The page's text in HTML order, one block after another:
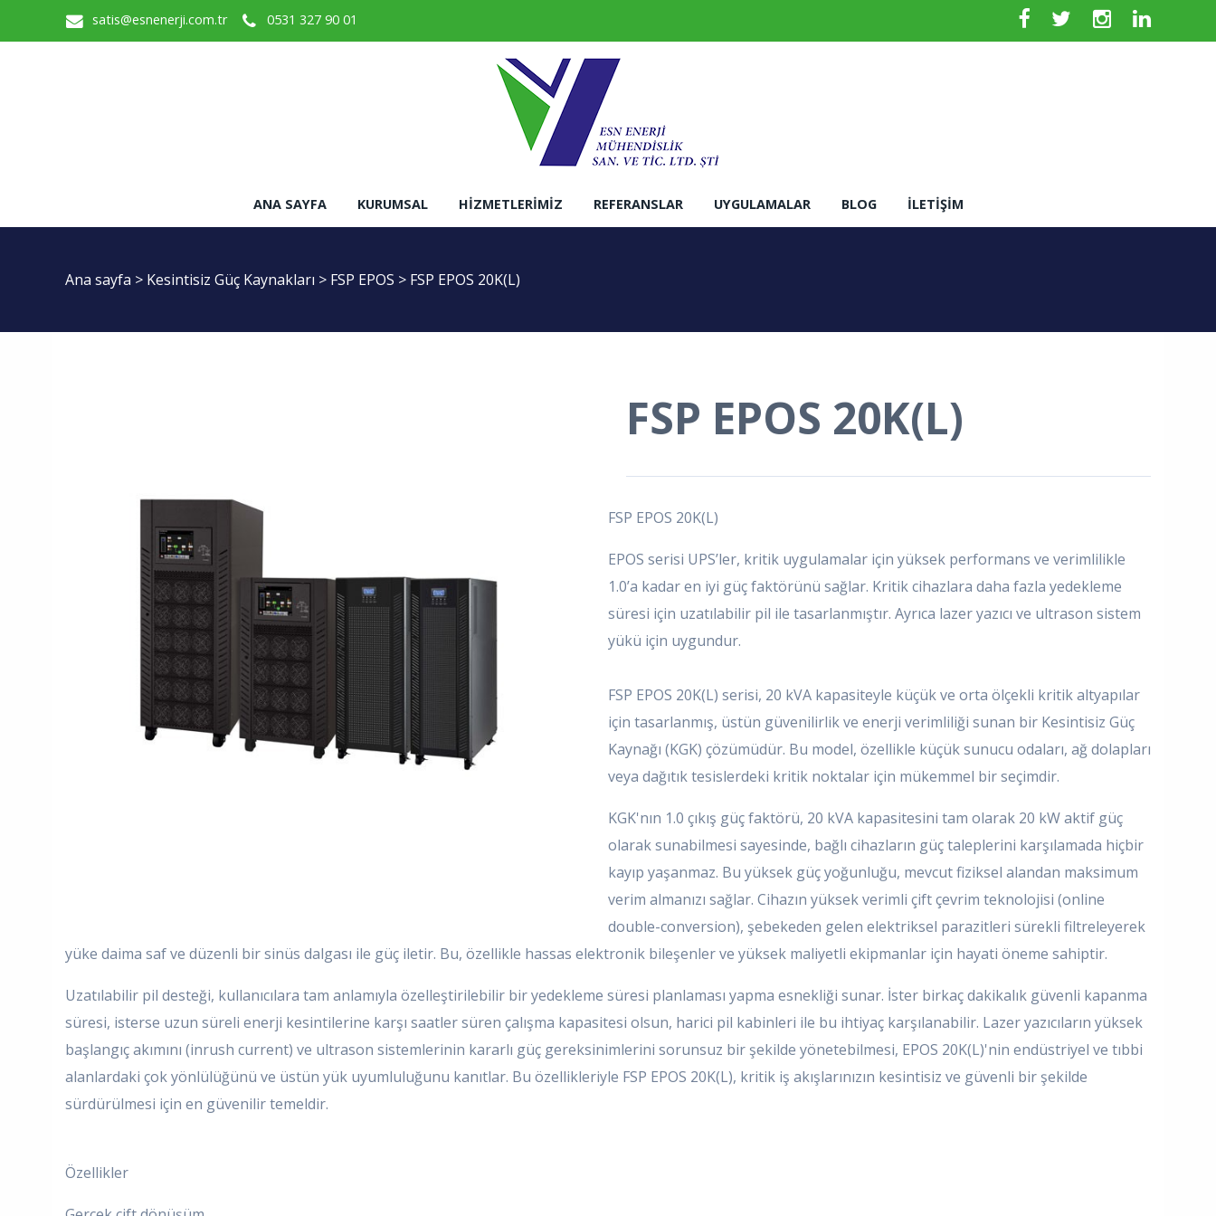
satis@esnenerji.com.tr 0531 327 90 01
ANA SAYFA KURUMSAL HIZMETLERIMIZ REFERANSLAR UYGULAMALAR BLOG İLETIŞIM
Ana sayfa > Kesintisiz Güç Kaynakları > FSP EPOS > FSP EPOS 20K(L)
FSP EPOS 20K(L)
FSP EPOS 20K(L)
EPOS serisi UPS’ler, kritik uygulamalar için yüksek performans ve verimlilikle
1.0’a kadar en iyi güç faktörünü sağlar. Kritik cihazlara daha fazla yedekleme
süresi için uzatılabilir pil ile tasarlanmıştır. Ayrıca lazer yazıcı ve ultrason sistem
yükü için uygundur.
FSP EPOS 20K(L) serisi, 20 kVA kapasiteyle küçük ve orta ölçekli kritik altyapılar
için tasarlanmış, üstün güvenilirlik ve enerji verimliliği sunan bir Kesintisiz Güç
Kaynağı (KGK) çözümüdür. Bu model, özellikle küçük sunucu odaları, ağ dolapları
veya dağıtık tesislerdeki kritik noktalar için mükemmel bir seçimdir.
KGK'nın 1.0 çıkış güç faktörü, 20 kVA kapasitesini tam olarak 20 kW aktif güç
olarak sunabilmesi sayesinde, bağlı cihazların güç taleplerini karşılamada hiçbir
kayıp yaşanmaz. Bu yüksek güç yoğunluğu, mevcut fiziksel alandan maksimum
verim almanızı sağlar. Cihazın yüksek verimli çift çevrim teknolojisi (online
double-conversion), şebekeden gelen elektriksel parazitleri sürekli filtreleyerek
yüke daima saf ve düzenli bir sinüs dalgası ile güç iletir. Bu, özellikle hassas elektronik bileşenler ve yüksek maliyetli ekipmanlar için hayati öneme sahiptir.
Uzatılabilir pil desteği, kullanıcılara tam anlamıyla özelleştirilebilir bir yedekleme süresi planlaması yapma esnekliği sunar. İster birkaç dakikalık güvenli kapanma
süresi, isterse uzun süreli enerji kesintilerine karşı saatler süren çalışma kapasitesi olsun, harici pil kabinleri ile bu ihtiyaç karşılanabilir. Lazer yazıcıların yüksek
başlangıç akımını (inrush current) ve ultrason sistemlerinin kararlı güç gereksinimlerini sorunsuz bir şekilde yönetebilmesi, EPOS 20K(L)'nin endüstriyel ve tıbbi
alanlardaki çok yönlülüğünü ve üstün yük uyumluluğunu kanıtlar. Bu özellikleriyle FSP EPOS 20K(L), kritik iş akışlarınızın kesintisiz ve güvenli bir şekilde
sürdürülmesi için en güvenilir temeldir.
Özellikler